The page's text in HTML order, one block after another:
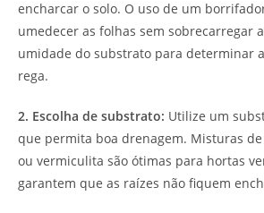
encharcar o solo. O uso de um
umedecer as folhas sem sobrecarregar
umidade do substrato para determinar
rega.
2. Escolha de substrato: Utilize um
que permita boa drenagem. Misturas
ou vermiculita são ótimas para hortas
garantem que as raízes não fiquem